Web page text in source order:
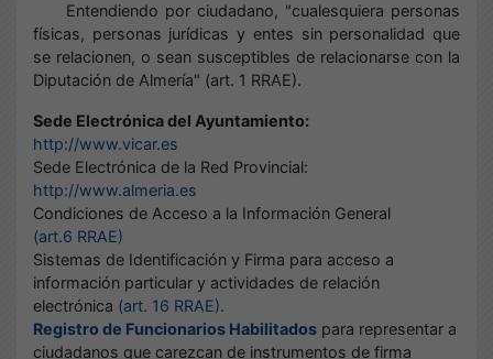
Entendiendo por ciudadano, "cualesquiera personas
físicas, personas jurídicas y entes sin personalidad que
se relacionen, o sean susceptibles de relacionarse con la
Diputación de Almería" (art. 1 RRAE).
Sede Electrónica del Ayuntamiento:
http://www.vicar.es
Sede Electrónica de la Red Provincial:
http://www.almeria.es
Condiciones de Acceso a la Información General
(art.6 RRAE)
Sistemas de Identificación y Firma para acceso a
información particular y actividades de relación
electrónica (art. 16 RRAE).
Registro de Funcionarios Habilitados para representar a
ciudadanos que carezcan de instrumentos de firma